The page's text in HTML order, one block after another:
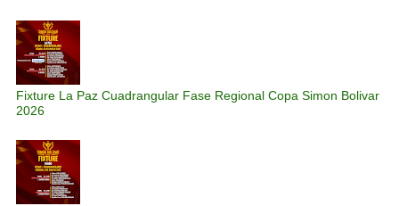
Fixture La Paz Cuadrangular Fase Regional Copa Simon Bolivar
2026